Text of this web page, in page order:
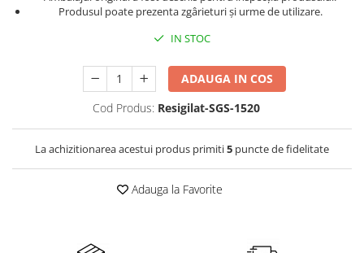
Aparate de ingrijire tesaturi
Statii de calcat
Aparate de masaj
Aparate de tuns
Aspiratoare de geamuri
Birouri gaming
Scaune gaming
Console Jocuri
Home Cinema & Audio
Imprimante & Scannere
Produsul poate prezenta zgârieturi și urme de utilizare.
IN STOC
ADAUGA IN COS
Cod Produs: Resigilat-SGS-1520
La achizitionarea acestui produs primiti5 puncte de fidelitate
Adauga la Favorite